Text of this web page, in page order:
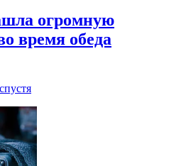
огромную
время обеда